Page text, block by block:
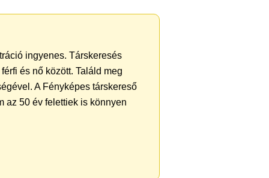
ingyenes. Társkeresés
és nő között. Találd meg
A Fényképes társkereső
az 50 év felettiek is könnyen